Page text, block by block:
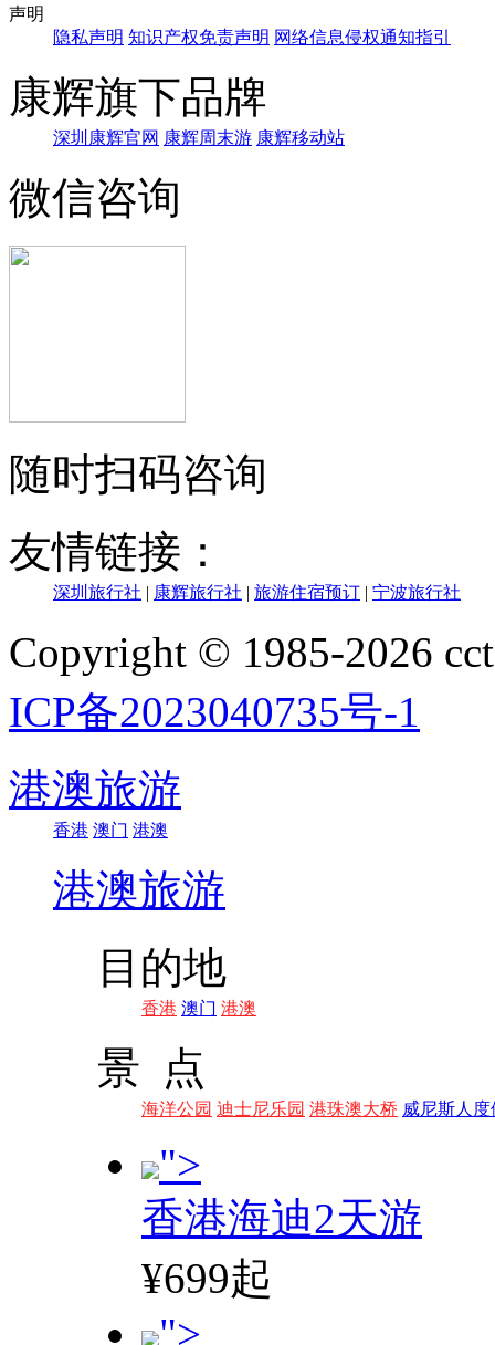
声明
隐私声明 知识产权免责声明 网络信息侵权通知指引
康辉旗下品牌
深圳康辉官网 康辉周末游 康辉移动站
微信咨询
随时扫码咨询
友情链接：
深圳旅行社 | 康辉旅行社 | 旅游住宿预订 | 宁波旅行社
Copyright © 1985-2026
ICP备2023040735号-1
港澳旅游
香港 澳门 港澳
港澳旅游
目的地
香港 澳门 港澳
景 点
海洋公园 迪士尼乐园 港珠澳大桥 威尼斯人度
">
香港海迪2天游
¥699起
">